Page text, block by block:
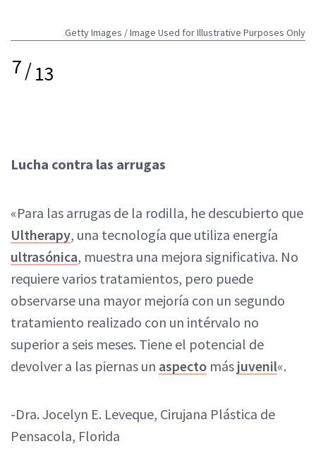
Getty Images / Image Used for Illustrative Purposes Only
7/13
Lucha contra las arrugas
«Para las arrugas de la rodilla, he descubierto que
Ultherapy, una tecnología que utiliza energía
ultrasónica, muestra una mejora significativa. No
requiere varios tratamientos, pero puede
observarse una mayor mejoría con un segundo
tratamiento realizado con un intérvalo no
superior a seis meses. Tiene el potencial de
devolver a las piernas un aspecto más juvenil«.
-Dra. Jocelyn E. Leveque, Cirujana Plástica de
Pensacola, Florida